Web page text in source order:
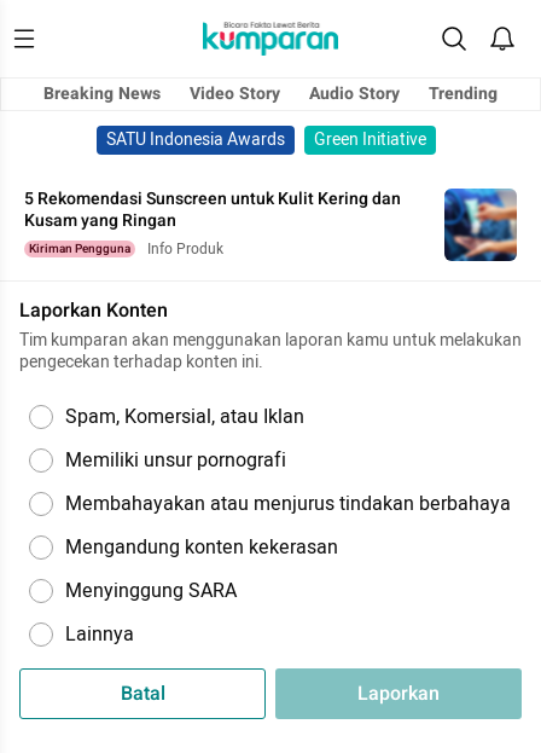
Breaking News Video Story Audio Story
Trending
SATU Indonesia Awards
Green Initiative
5 Rekomendasi Sunscreen untuk Kulit Kering dan
Kusam yang Ringan
Kiriman Pengguna Info Produk
Laporkan Konten
Tim kumparan akan menggunakan laporan kamu untuk melakukan
pengecekan terhadap konten ini.
Spam, Komersial, atau Iklan
Memiliki unsur pornografi
Membahayakan atau menjurus tindakan berbahaya
Mengandung konten kekerasan
Menyinggung SARA
Lainnya
Batal Laporkan